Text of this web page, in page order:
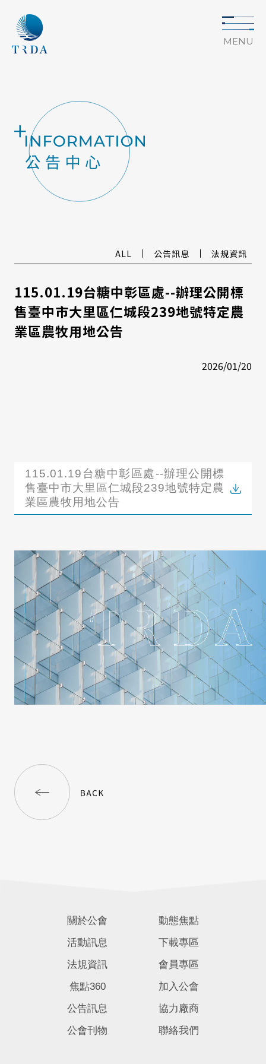
MENU
ALL 公告訊息 法規資訊
115.01.19台糖中彰區處--辦理公開標
售臺中市大里區仁城段239地號特定農
業區農牧用地公告
2026/01/20
115.01.19台糖中彰區處--辦理公開標
售臺中市大里區仁城段239地號特定農
業區農牧用地公告
關於公會
活動訊息
法規資訊
焦點360
公告訊息
公會刊物
動態焦點
下載專區
會員專區
加入公會
協力廠商
聯絡我們